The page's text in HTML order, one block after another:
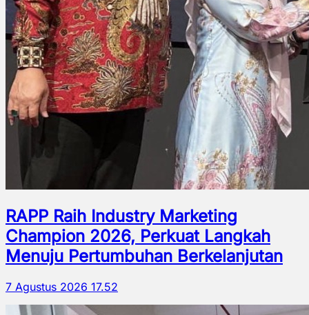
RAPP Raih Industry Marketing
Champion 2026, Perkuat Langkah
Menuju Pertumbuhan Berkelanjutan
7 Agustus 2026 17.52